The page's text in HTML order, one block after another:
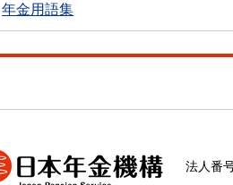
年金用語集
法人番